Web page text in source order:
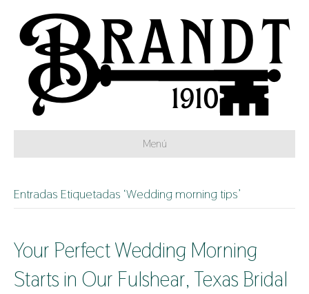
Menú
Entradas Etiquetadas ‘Wedding morning tips’
Your Perfect Wedding Morning
Starts in Our Fulshear, Texas Bridal